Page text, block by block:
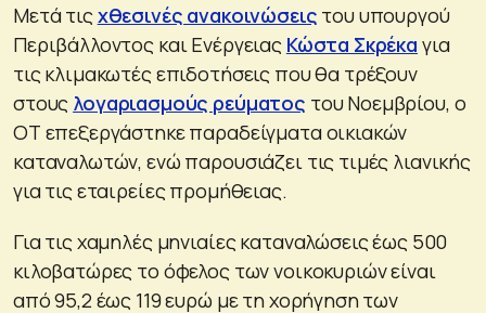
Μετά τιςχθεσινές ανακοινώσεις του υπουργού
Περιβάλλοντος και Ενέργειας Κώστα Σκρέκα για
τις κλιμακωτές επιδοτήσεις που θα τρέξουν
στους λογαριασμούς ρεύματος του Νοεμβρίου, ο
ΟΤ επεξεργάστηκε παραδείγματα οικιακών
καταναλωτών, ενώ παρουσιάζει τις τιμές λιανικής
για τις εταιρείες προμήθειας.
Για τις χαμηλές μηνιαίες καταναλώσεις έως 500
κιλοβατώρες το όφελος των νοικοκυριών είναι
από 95,2 έως 119 ευρώ με τη χορήγηση των